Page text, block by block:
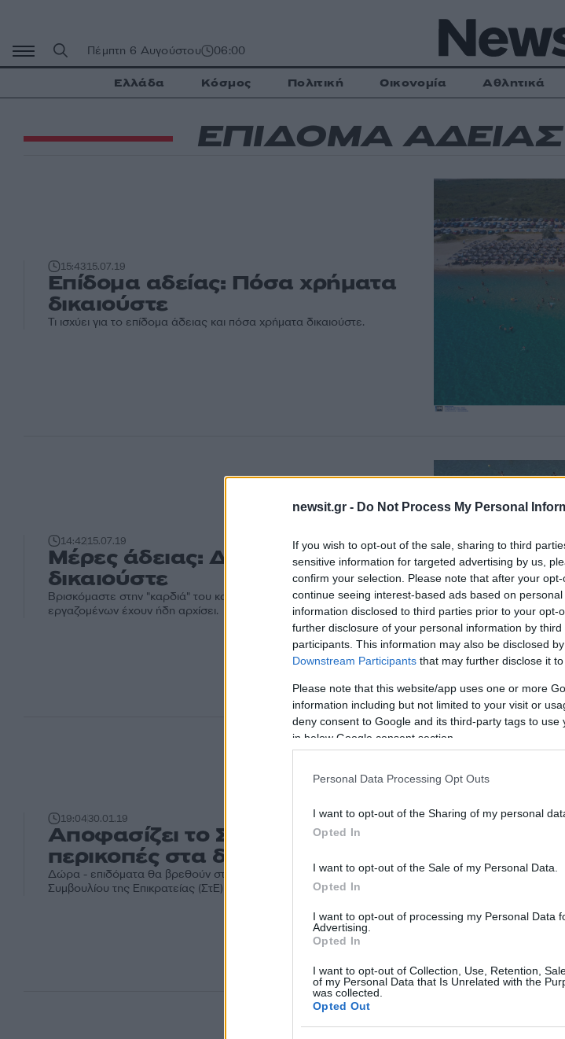
newsit.gr - Do Not Process My Personal
If you wish to opt-out of the sale, sharing to third
sensitive information for targeted advertising by us,
confirm your selection. Please note that after your
continue seeing interest-based ads based on
information disclosed to third parties prior to your opt-
further disclosure of your personal information by third
participants. This information may also be disclosed
Downstream Participants that may further disclose it
Please note that this website/app uses one or more
information including but not limited to your visit or
deny consent to Google and its third-party tags to
in below Google consent section.
Personal Data Processing Opt Outs
I want to opt-out of the Sharing of my personal
Opted In
I want to opt-out of the Sale of my Personal Data.
Opted In
I want to opt-out of processing my Personal Data
Advertising.
Opted In
I want to opt-out of Collection, Use, Retention,
of my Personal Data that Is Unrelated with the
was collected.
Opted Out
περιεχόμενο
Πέμπτη 6 Αυγούστου 06:00
Ελλάδα Κόσμος Πολιτική Οικονομία Αθλητικά
ΕΠΙΔΟΜΑ ΑΔΕΙΑΣ
15:4315.07.19
Επίδομα αδείας: Πόσα χρήματα
δικαιούστε
Τι ισχύει για το επίδομα άδειας και πόσα χρήματα δικαιούστε.
14:4215.07.19
Μέρες άδειας: Δείτε πόσες
δικαιούστε
Βρισκόμαστε στην "καρδιά" του καλοκαιριού και οι άδειες των
εργαζομένων έχουν ήδη αρχίσει.
19:0430.01.19
Αποφασίζει το ΣΤΕ για τις
περικοπές στα δώρα - επιδόματα
Δώρα - επιδόματα θα βρεθούν στην ατζέντα της Ολομέλειας του
Συμβουλίου της Επικρατείας (ΣτΕ) την Παρασκευή (1.2.2019).